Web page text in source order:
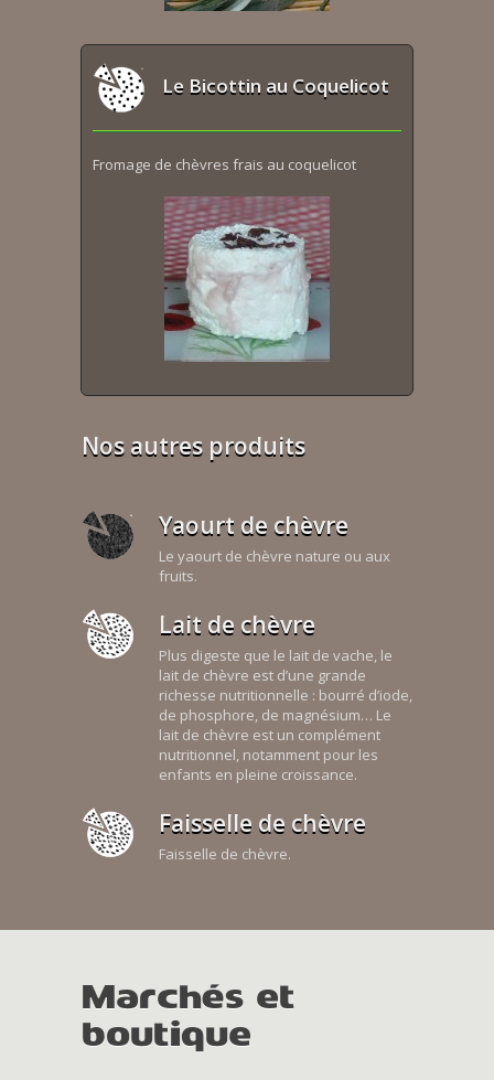
Le Bicottin au Coquelicot
Fromage de chèvres frais au coquelicot
Nos autres produits
Yaourt de chèvre
Le yaourt de chèvre nature ou aux
fruits.
Lait de chèvre
Plus digeste que le lait de vache, le
lait de chèvre est d’une grande
richesse nutritionnelle : bourré d’iode,
de phosphore, de magnésium… Le
lait de chèvre est un complément
nutritionnel, notamment pour les
enfants en pleine croissance.
Faisselle de chèvre
Faisselle de chèvre.
Marchés et
boutique